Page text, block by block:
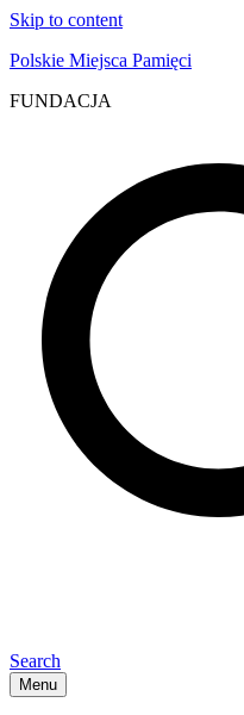
Skip to content
Polskie Miejsca Pamięci
FUNDACJA
Search
Menu